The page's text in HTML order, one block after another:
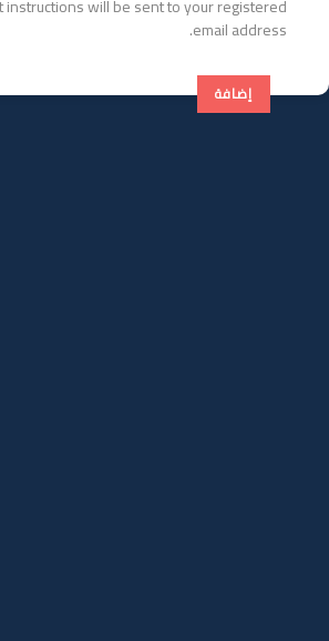
will be sent to your registered
email address.